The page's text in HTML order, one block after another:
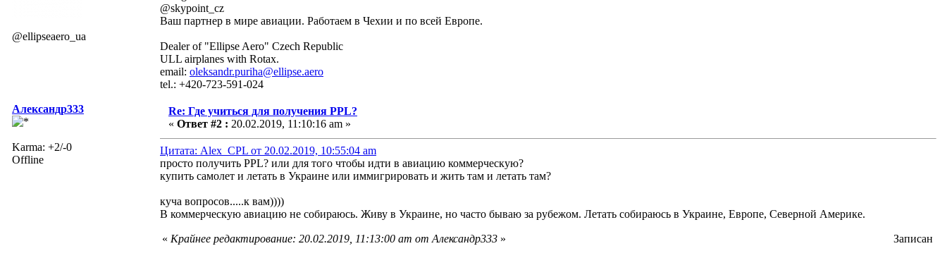
@ellipseaero_ua
@skypoint_cz
Ваш партнер в мире авиации. Работаем в Чехии и по всей Европе.
Dealer of "Ellipse Aero" Czech Republic
ULL airplanes with Rotax.
email: oleksandr.puriha@ellipse.aero
tel.: +420-723-591-024
Александр333
Karma: +2/-0
Offline
Re: Где учиться для получения PPL?
« Ответ #2 : 20.02.2019, 11:10:16 am »
Цитата: Alex_CPL от 20.02.2019, 10:55:04 am
просто получить PPL? или для того чтобы идти в авиацию коммерческую?
купить самолет и летать в Украине или иммигрировать и жить там и летать там?
куча вопросов.....к вам))))
В коммерческую авиацию не собираюсь. Живу в Украине, но часто бываю за рубежом. Летать собираюсь в Украине, Европе, Северной Америке.
« Крайнее редактирование: 20.02.2019, 11:13:00 am от Александр333 » Записан